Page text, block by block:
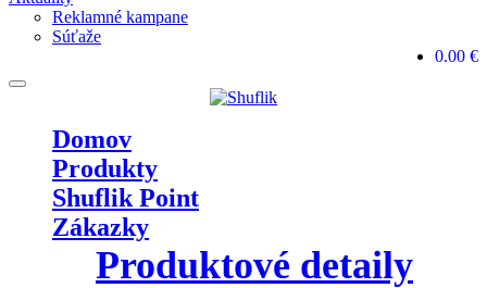
Reklamné kampane
Súťaže
0.00 €
Domov
Produkty
Shuflik Point
Zákazky
Produktové detaily